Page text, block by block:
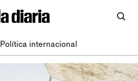
Política internacional